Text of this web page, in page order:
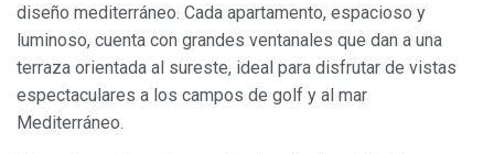
diseño mediterráneo. Cada apartamento, espacioso y
luminoso, cuenta con grandes ventanales que dan a una
terraza orientada al sureste, ideal para disfrutar de vistas
espectaculares a los campos de golf y al mar
Mediterráneo.